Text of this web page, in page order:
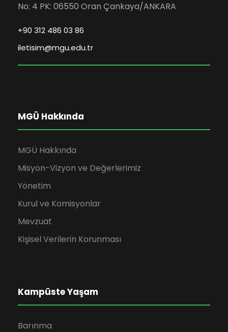
No: 4 PK: 06550 Oran Çankaya/ANKARA
+90 312 486 03 86
iletisim@mgu.edu.tr
MGÜ Hakkında
MGÜ Hakkında
Misyon-Vizyon ve Değerlerimiz
Yönetim
Kurul ve Komisyonlar
Mevzuat
Kişisel Verilerin Korunması
Kampüste Yaşam
Barınma